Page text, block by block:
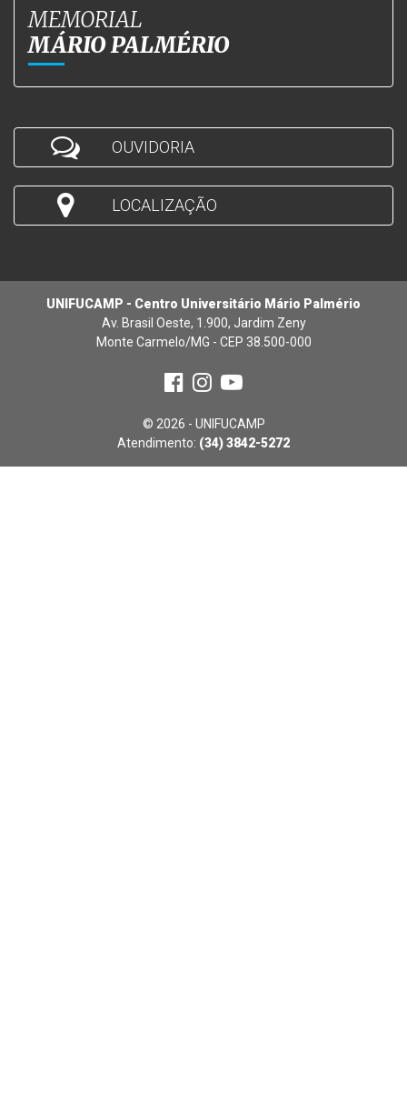
MEMORIAL
MÁRIO PALMÉRIO
OUVIDORIA
LOCALIZAÇÃO
UNIFUCAMP - Centro Universitário Mário Palmério
Av. Brasil Oeste, 1.900, Jardim Zeny
Monte Carmelo/MG - CEP 38.500-000
© 2026 - UNIFUCAMP
Atendimento: (34) 3842-5272